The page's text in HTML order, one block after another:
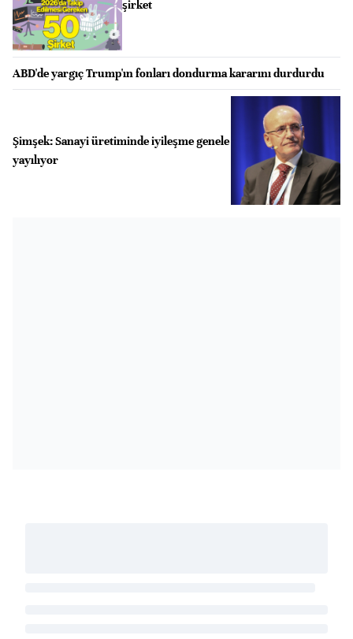
şirket
ABD'de yargıç Trump'ın fonları dondurma kararını durdurdu
Şimşek: Sanayi üretiminde iyileşme genele
yayılıyor